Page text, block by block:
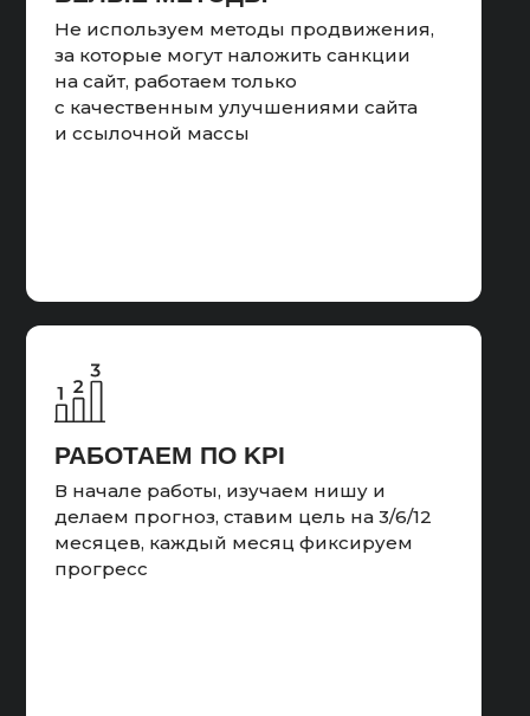
Не используем методы продвижения,
за которые могут наложить санкции
на сайт, работаем только
с качественным улучшениями сайта
и ссылочной массы
РАБОТАЕМ ПО KPI
В начале работы, изучаем нишу и
делаем прогноз, ставим цель на 3/6/12
месяцев, каждый месяц фиксируем
прогресс